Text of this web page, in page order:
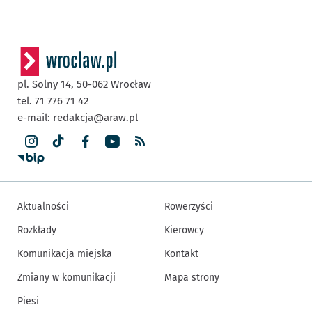
pl. Solny 14, 50-062 Wrocław
tel. 71 776 71 42
e-mail: redakcja@araw.pl
Aktualności
Rozkłady
Komunikacja miejska
Zmiany w komunikacji
Piesi
Rowerzyści
Kierowcy
Kontakt
Mapa strony